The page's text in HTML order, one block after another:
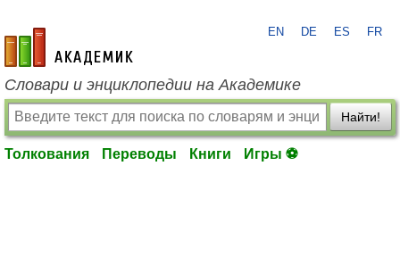
academic.ru
EN DE ES FR
Словари и энциклопедии на Академике
Найти!
Толкования Переводы Книги Игры ⚽